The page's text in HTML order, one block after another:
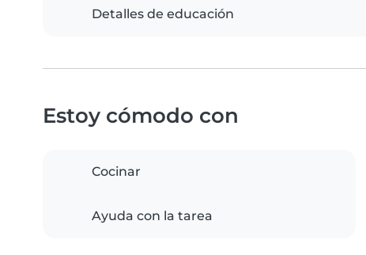
Detalles de educación
Estoy cómodo con
Cocinar
Ayuda con la tarea